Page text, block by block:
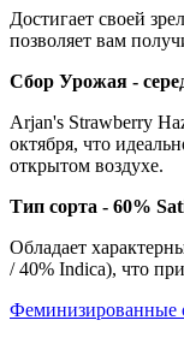
Достигает своей
позволяет вам
Сбор Урожая -
Arjan's Strawberry
октября, что
открытом воздухе.
Тип сорта - 60%
Обладает
/ 40% Indica), что
Феминизированные